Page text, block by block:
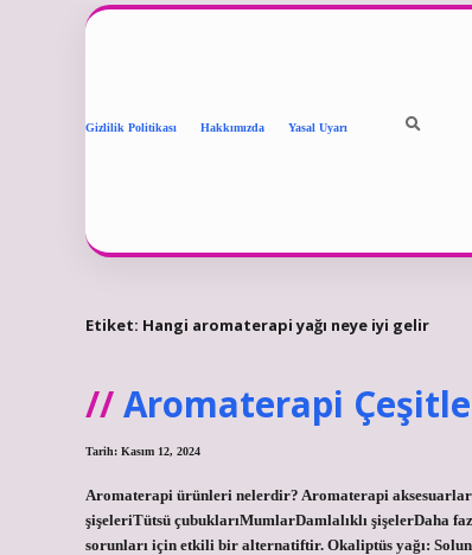
Gizlilik Politikası Hakkımızda Yasal Uyarı
Etiket: Hangi aromaterapi yağı neye iyi gelir
Aromaterapi
Tarih: Kasım 12, 2024
Aromaterapi ürünleri nelerdir? Aromaterapi
şişeleriTütsü çubuklarıMumlarDamlalıklı şişelerDaha
sorunları için etkili bir alternatiftir. Okaliptüs yağı: